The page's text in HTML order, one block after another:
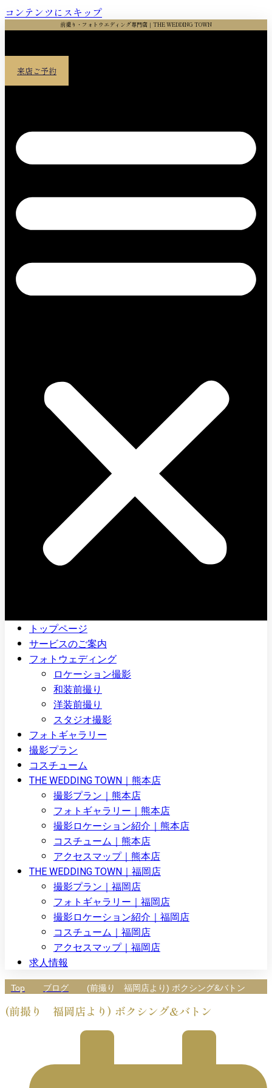
コンテンツにスキップ
前撮り・フォトウエディング専門店｜THE WEDDING TOWN
来店ご予約
トップページ
サービスのご案内
フォトウェディング
ロケーション撮影
和装前撮り
洋装前撮り
スタジオ撮影
フォトギャラリー
撮影プラン
コスチューム
THE WEDDING TOWN｜熊本店
撮影プラン｜熊本店
フォトギャラリー｜熊本店
撮影ロケーション紹介｜熊本店
コスチューム｜熊本店
アクセスマップ｜熊本店
THE WEDDING TOWN｜福岡店
撮影プラン｜福岡店
フォトギャラリー｜福岡店
撮影ロケーション紹介｜福岡店
コスチューム｜福岡店
アクセスマップ｜福岡店
求人情報
Top ブログ (前撮り 福岡店より) ボクシング&バトン
(前撮り 福岡店より) ボクシング&バトン